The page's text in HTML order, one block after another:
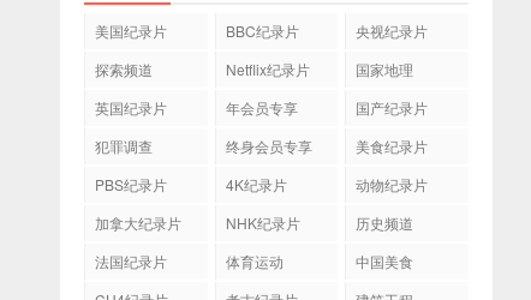
美国纪录片 BBC纪录片
央视纪录片
探索频道
Netflix纪录片
国家地理
英国纪录片
年会员专享
国产纪录片
犯罪调查
终身会员专享
美食纪录片
PBS纪录片
4K纪录片
动物纪录片
加拿大纪录片
NHK纪录片
历史频道
法国纪录片
体育运动
中国美食